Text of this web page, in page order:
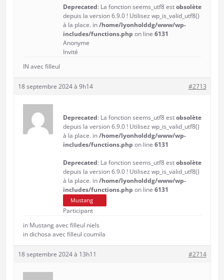
Deprecated: La fonction seems_utf8 estobsolète
depuis la version 6.9.0 ! Utilisez wp_is_valid_utf8()
à la place. in/home/lyonholddg/www/wp-
includes/functions.php on line 6131
Anonyme
Invité
IN avec filleul
18 septembre 2024 à 9h14 #2713
Deprecated: La fonction seems_utf8 estobsolète
depuis la version 6.9.0 ! Utilisez wp_is_valid_utf8()
à la place. in/home/lyonholddg/www/wp-
includes/functions.php on line 6131
Deprecated: La fonction seems_utf8 estobsolète
depuis la version 6.9.0 ! Utilisez wp_is_valid_utf8()
à la place. in/home/lyonholddg/www/wp-
includes/functions.php on line 6131
Mustang
Participant
in Mustang avec filleul niels
in dichosa avec filleul coumila
18 septembre 2024 à 13h11 #2714